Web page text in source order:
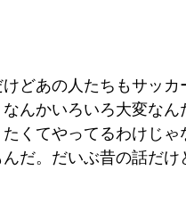
どあの人たちもサッカ
んかいろいろ大変な
くてやってるわけじ
だ。だいぶ昔の話だ